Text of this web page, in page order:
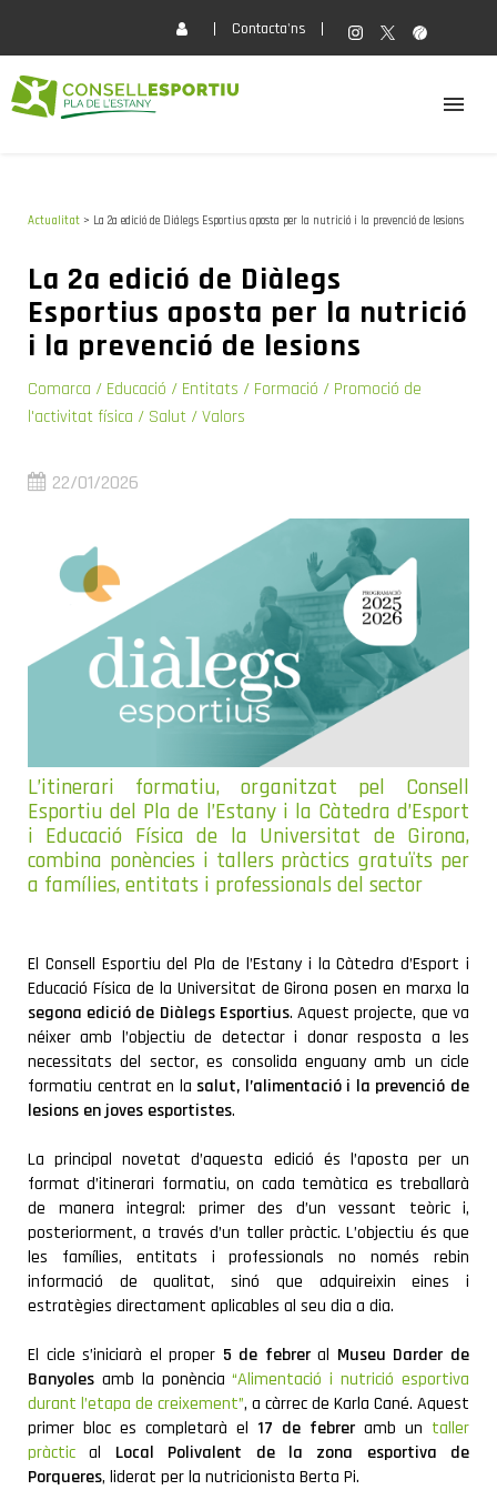
Contacta'ns
SERVEIS
FORMACIÓ
COMARCA
Actualitat > La 2a edició de Diàlegs Esportius aposta per la nutrició i la prevenció de lesions
La 2a edició de Diàlegs
Esportius aposta per la nutrició
i la prevenció de lesions
Comarca / Educació / Entitats / Formació / Promoció de
l'activitat física / Salut /Valors
22/01/2026
L’itinerari formatiu, organitzat pel Consell
Esportiu del Pla de l’Estany i la Càtedra d’Esport
i Educació Física de la Universitat de Girona,
combina ponències i tallers pràctics gratuïts per
a famílies, entitats i professionals del sector
El Consell Esportiu del Pla de l’Estany i la Càtedra d’Esport i
Educació Física de la Universitat de Girona posen en marxa la
segona edició de Diàlegs Esportius. Aquest projecte, que va
néixer amb l’objectiu de detectar i donar resposta a les
necessitats del sector, es consolida enguany amb un cicle
formatiu centrat en la salut, l’alimentació i la prevenció de
lesions en joves esportistes.
La principal novetat d’aquesta edició és l’aposta per un
format d’itinerari formatiu, on cada temàtica es treballarà
de manera integral: primer des d’un vessant teòric i,
posteriorment, a través d’un taller pràctic. L’objectiu és que
les famílies, entitats i professionals no només rebin
informació de qualitat, sinó que adquireixin eines i
estratègies directament aplicables al seu dia a dia.
El cicle s’iniciarà el proper 5 de febreral Museu Darder de
Banyoles amb la ponència“Alimentació i nutrició esportiva
durant l’etapa de creixement”, a càrrec de Karla Cané. Aquest
primer bloc es completarà el 17 de febreramb un taller
pràctic al Local Polivalent de la zona esportiva de
Porqueres, liderat per la nutricionista Berta Pi.